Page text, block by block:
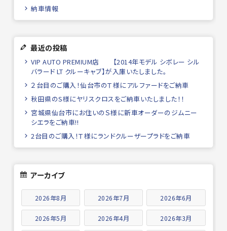
納車情報
最近の投稿
VIP AUTO PREMIUM店 【2014年モデル シボレー シル
バラード LT クルーキャブ】が入庫いたしました。
２台目のご購入！仙台市のＴ様にアルファードをご納車
秋田県のS様にヤリスクロスをご納車いたしました！！
宮城県仙台市にお住いのＳ様に新車オーダーのジムニー
シエラをご納車!!
2台目のご購入！Ｔ様にランドクルーザープラドをご納車
アーカイブ
2026年8月 2026年7月 2026年6月
2026年5月 2026年4月 2026年3月